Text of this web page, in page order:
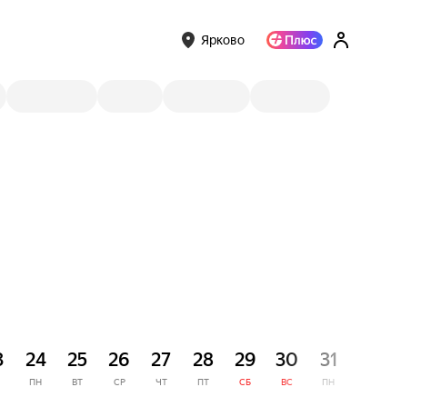
Ярково
24
ПН
25
ВТ
26
СР
27
ЧТ
28
ПТ
29
СБ
30
ВС
31
ПН